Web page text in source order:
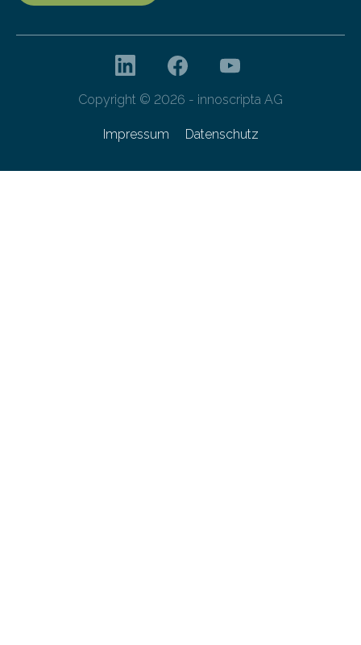
Copyright © 2026 - innoscripta AG
Impressum Datenschutz